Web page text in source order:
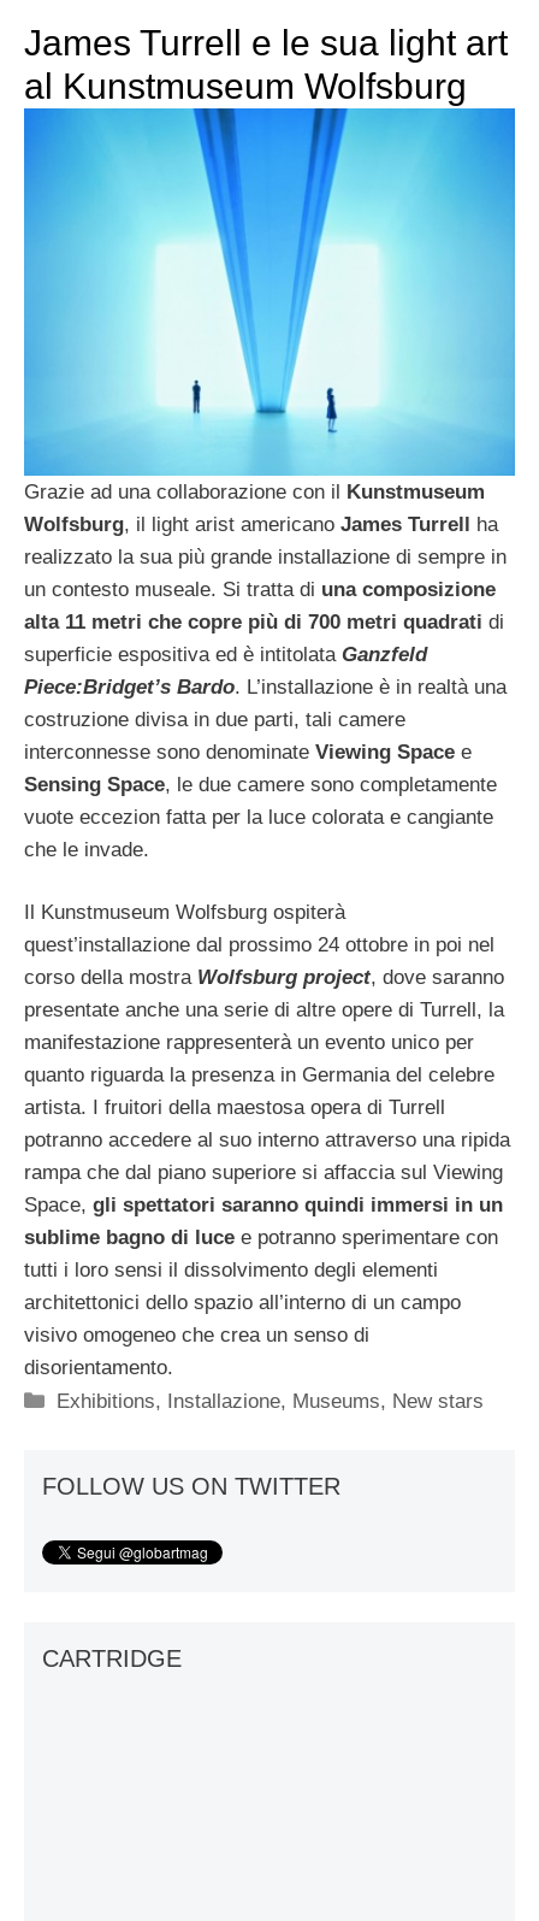
James Turrell e le sua light art
al Kunstmuseum Wolfsburg
Grazie ad una collaborazione con il Kunstmuseum
Wolfsburg, il light arist americano James Turrell ha
realizzato la sua più grande installazione di sempre in
un contesto museale. Si tratta di una composizione
alta 11 metri che copre più di 700 metri quadrati di
superficie espositiva ed è intitolata Ganzfeld
Piece:Bridget’s Bardo. L’installazione è in realtà una
costruzione divisa in due parti, tali camere
interconnesse sono denominate Viewing Space e
Sensing Space, le due camere sono completamente
vuote eccezion fatta per la luce colorata e cangiante
che le invade.
Il Kunstmuseum Wolfsburg ospiterà
quest’installazione dal prossimo 24 ottobre in poi nel
corso della mostra Wolfsburg project, dove saranno
presentate anche una serie di altre opere di Turrell, la
manifestazione rappresenterà un evento unico per
quanto riguarda la presenza in Germania del celebre
artista. I fruitori della maestosa opera di Turrell
potranno accedere al suo interno attraverso una ripida
rampa che dal piano superiore si affaccia sul Viewing
Space, gli spettatori saranno quindi immersi in un
sublime bagno di luce e potranno sperimentare con
tutti i loro sensi il dissolvimento degli elementi
architettonici dello spazio all’interno di un campo
visivo omogeneo che crea un senso di
disorientamento.
Categorie
Exhibitions, Installazione, Museums, New stars
FOLLOW US ON TWITTER
CARTRIDGE